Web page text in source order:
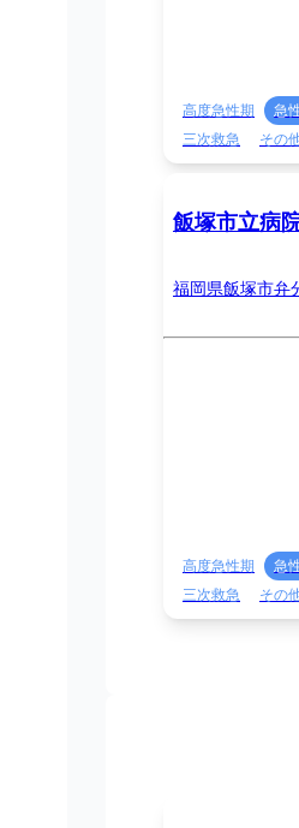
高度急性期 急
三次救急
その
飯塚市立病
福岡県飯塚市弁
高度急性期 急
三次救急
その